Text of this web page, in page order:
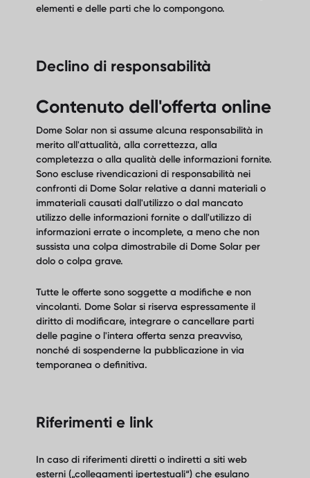
elementi e delle parti che lo compongono.
Declino di responsabilità
Contenuto dell'offerta online
Dome Solar non si assume alcuna responsabilità in
merito all'attualità, alla correttezza, alla
completezza o alla qualità delle informazioni fornite.
Sono escluse rivendicazioni di responsabilità nei
confronti di Dome Solar relative a danni materiali o
immateriali causati dall'utilizzo o dal mancato
utilizzo delle informazioni fornite o dall'utilizzo di
informazioni errate o incomplete, a meno che non
sussista una colpa dimostrabile di Dome Solar per
dolo o colpa grave.
Tutte le offerte sono soggette a modifiche e non
vincolanti. Dome Solar si riserva espressamente il
diritto di modificare, integrare o cancellare parti
delle pagine o l'intera offerta senza preavviso,
nonché di sospenderne la pubblicazione in via
temporanea o definitiva.
Riferimenti e link
In caso di riferimenti diretti o indiretti a siti web
esterni („collegamenti ipertestuali“) che esulano